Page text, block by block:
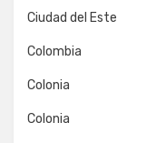
Ciudad del Este
Colombia
Colonia
Colonia